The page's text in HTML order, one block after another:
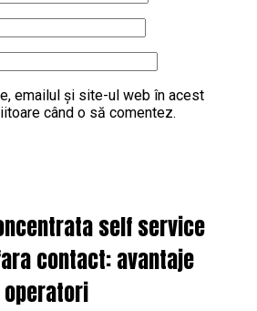
emailul și site-ul web în acest
când o să comentez.
self service
contact: avantaje